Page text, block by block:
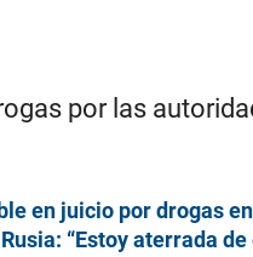
por las
en juicio por drogas
“Estoy aterrada